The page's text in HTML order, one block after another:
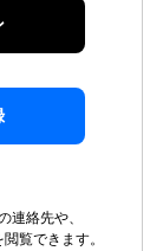
連絡先や、
覧できます。